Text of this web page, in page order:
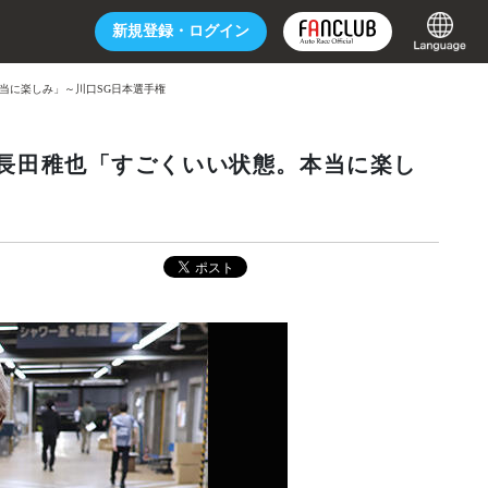
新規登録・ ログイン
に楽しみ」～川口SG日本選手権
田稚也「すごくいい状態。本当に楽し